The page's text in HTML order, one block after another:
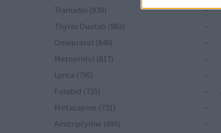
Tramadol (939)
-
Thyrax Duotab (882)
-
Omeprazol (848)
-
Metoprolol (817)
-
Lyrica (795)
-
Furabid (735)
-
Mirtazapine (731)
-
Amitriptyline (699)
-